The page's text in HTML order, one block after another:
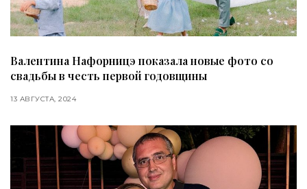
Валентина Нафорницэ показала новые фото со
свадьбы в честь первой годовщины
13 АВГУСТА, 2024